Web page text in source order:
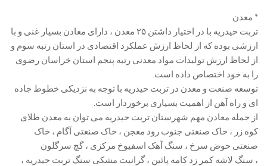
* معدن
تربت حیدریه با در اختیار داشتن ۲۵ معدن ، دارای معادن بسیار غنی و با
ارزشی بوده که از لحاظ ارزش عملکرد اقتصادی در استان رتبه سوم و
از لحاظ ارزش تولیدات مواد معدنی رتبه پنجم استان خراسان رضوی
را به خود اختصاص داده است.
توسعه صنعت و معدن در تربت حیدریه با توجه به نزدیکی خطوط جاده
ای و راه آهن از اهمیت بسیاری برخوردار است.
از جمله معادن مهم شهرستان تربت حیدریه می توان به معدن طلای
کوه زر ، خاک صنعتی جنوب رود معجن ، خاک صنعتی آگام ، خاک
صنعتی حوض سرخ ، سنگ آهک اسفیوخ مرکزی ، گچ سرگلون
، سنگ لاشه کمر زد کامه پائین ، گرانیت مشکی سنگ تربت حیدریه ،